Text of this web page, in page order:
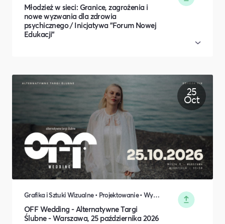
Młodzież w sieci: Granice, zagrożenia i
nowe wyzwania dla zdrowia
psychicznego / Inicjatywa "Forum Nowej
Edukacji"
25
Oct
Grafika i Sztuki Wizualne • Projektowanie • Wydarzenia okolicznościowe • Rodzina i relacje międzyludzkie
OFF Wedding - Alternatywne Targi
Ślubne - Warszawa, 25 października 2026